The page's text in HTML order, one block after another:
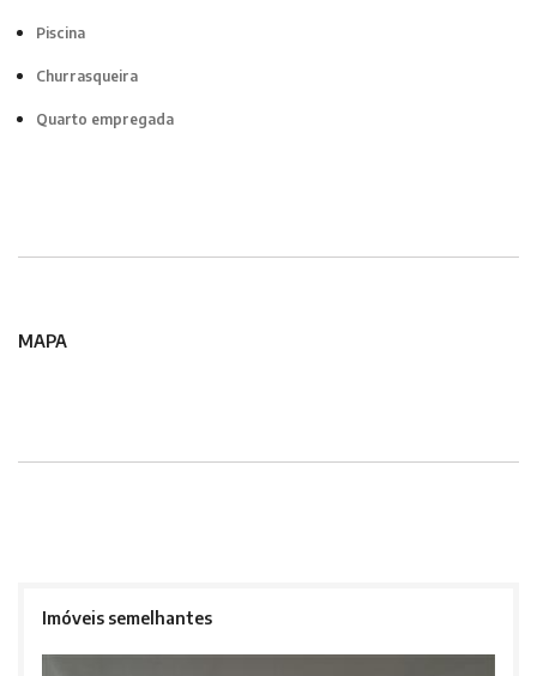
Piscina
Churrasqueira
Quarto empregada
MAPA
Imóveis semelhantes